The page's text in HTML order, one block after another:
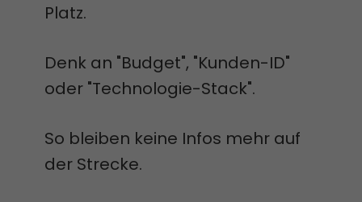
Platz.
Denk an "Budget", "Kunden-ID"
oder "Technologie-Stack".
So bleiben keine Infos mehr auf
der Strecke.